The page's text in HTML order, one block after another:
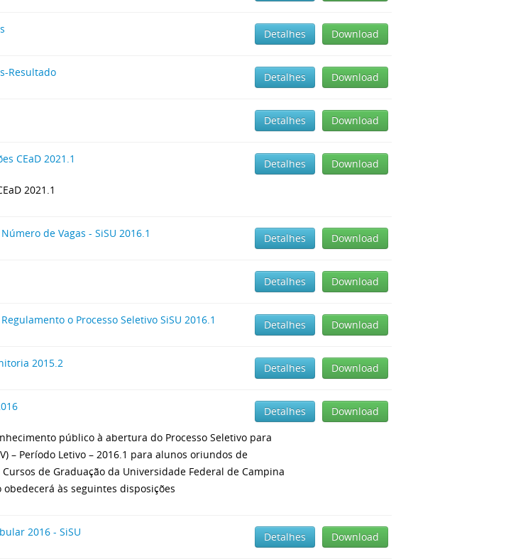
Download
Detalhes
Resultado Download
Detalhes
Download
Detalhes
CEaD 2021.1 Download
Detalhes
2021.1
de Vagas - SiSU 2016.1 Download
Detalhes
Download
Detalhes
Regulamento o Processo Seletivo SiSU 2016.1 Download
Detalhes
2015.2 Download
Detalhes
Download
Detalhes
público à abertura do Processo Seletivo para
– Período Letivo – 2016.1 para alunos oriundos de
de Graduação da Universidade Federal de Campina
obedecerá às seguintes disposições
2016 - SiSU Download
Detalhes